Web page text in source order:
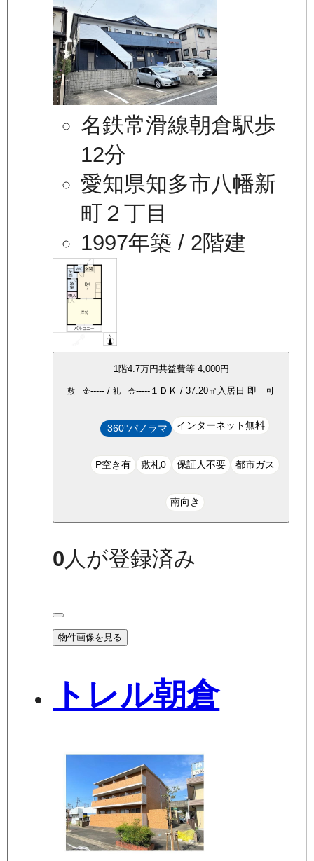
名鉄常滑線朝倉駅歩
12分
愛知県知多市八幡新
町２丁目
1997年築 / 2階建
1 階4.7万円共益費等 4,000円
敷 金----- / 礼 金----- １ＤＫ / 37.20㎡ 入居日 即 可
360°パノラマ インターネット無料
P空き有 敷礼0 保証人不要 都市ガス
南向き
0人が登録済み
物件画像を見る
トレル朝倉